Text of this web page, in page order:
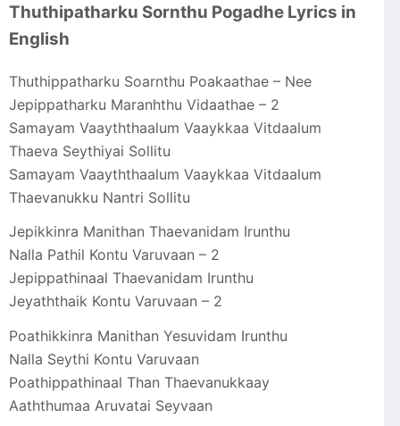
Thuthipatharku Sornthu Pogadhe Lyrics in
English
Thuthippatharku Soarnthu Poakaathae – Nee
Jepippatharku Maranhthu Vidaathae – 2
Samayam Vaayththaalum Vaaykkaa Vitdaalum
Thaeva Seythiyai Sollitu
Samayam Vaayththaalum Vaaykkaa Vitdaalum
Thaevanukku Nantri Sollitu
Jepikkinra Manithan Thaevanidam Irunthu
Nalla Pathil Kontu Varuvaan – 2
Jepippathinaal Thaevanidam Irunthu
Jeyaththaik Kontu Varuvaan – 2
Poathikkinra Manithan Yesuvidam Irunthu
Nalla Seythi Kontu Varuvaan
Poathippathinaal Than Thaevanukkaay
Aaththumaa Aruvatai Seyvaan